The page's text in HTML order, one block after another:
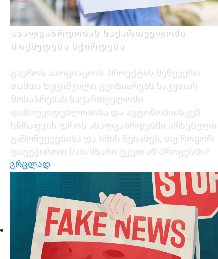
ახალგაზრდობას საქართველოში
მოქმედება სჭირდება
გაეროს ასოციაციის პროექტის მენეჯერი
თამთა ხუციშვილი გვიზიარებს საკუთარ
მოსაზრებას საქართველოში
დამოუკიდებლობისა და ავტონომიისკენ
სწრაფვის დროს ახალგაზრდებში არსებული
გამოწვევებისა და იმის შესახებ, თუ როგორ
დავუჭიროთ მათ მხარი უკეთ ამ პროცესში?
ვრცლად